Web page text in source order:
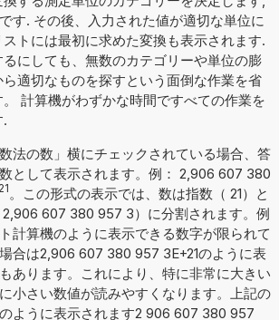
す. その後、入力された値が適切な単位に
トには最初に求めた変換も表示されます.
にしても、無数のカテゴリーや単位の膨
適切なものを探すという面倒な作業を省
。 計算機がわずかな時間ですべての作業を
数法の数」横にチェックされている場合、答
として表示されます。例： 2,906 607 380
21 。この形式の表示では、数は指数（ 21）と
607 380 957 3）に分割されます。例
計算機のように表示できる数字が限られて
合は2,906 607 380 957 3E+21のように表
あります。これにより、特に非常に大きい
小さい数値が読みやすくなります。上記の
ように表示されます2 906 607 380 957